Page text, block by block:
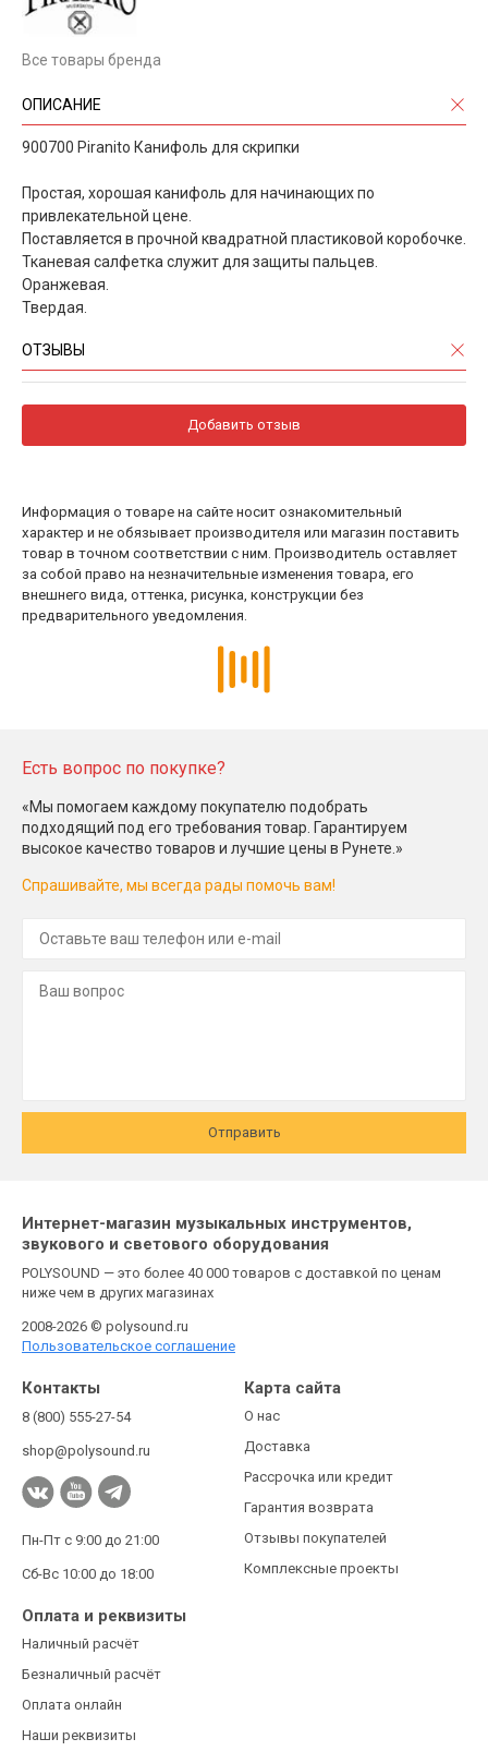
Все товары бренда
ОПИСАНИЕ
900700 Piranito Канифоль для скрипки
Простая, хорошая канифоль для начинающих по
привлекательной цене.
Поставляется в прочной квадратной пластиковой коробочке.
Тканевая салфетка служит для защиты пальцев.
Оранжевая.
Твердая.
ОТЗЫВЫ
Добавить отзыв
Информация о товаре на сайте носит ознакомительный
характер и не обязывает производителя или магазин поставить
товар в точном соответствии с ним. Производитель оставляет
за собой право на незначительные изменения товара, его
внешнего вида, оттенка, рисунка, конструкции без
предварительного уведомления.
Есть вопрос по покупке?
«Мы помогаем каждому покупателю подобрать
подходящий под его требования товар. Гарантируем
высокое качество товаров и лучшие цены в Рунете.»
Спрашивайте, мы всегда рады помочь вам!
Отправить
Интернет-магазин музыкальных инструментов,
звукового и светового оборудования
POLYSOUND — это более 40 000 товаров с доставкой по ценам
ниже чем в других магазинах
2008-2026 © polysound.ru
Пользовательское соглашение
Контакты
8 (800) 555-27-54
shop@polysound.ru
Пн-Пт с 9:00 до 21:00
Сб-Вс 10:00 до 18:00
Карта сайта
О нас
Доставка
Рассрочка или кредит
Гарантия возврата
Отзывы покупателей
Комплексные проекты
Оплата и реквизиты
Наличный расчёт
Безналичный расчёт
Оплата онлайн
Наши реквизиты